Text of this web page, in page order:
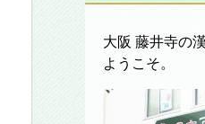
大阪 藤井寺の
ようこそ。